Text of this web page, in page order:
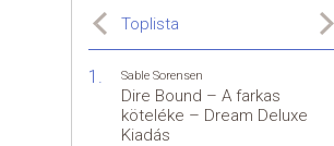
Toplista
Sable Sorensen
Dire Bound – A farkas
köteléke – Dream Deluxe
Kiadás